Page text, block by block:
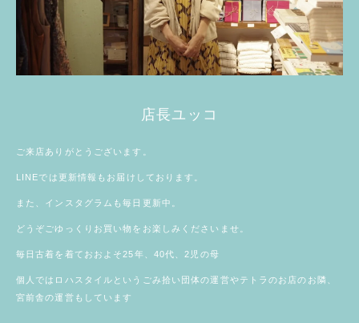
店長ユッコ
ご来店ありがとうございます。
LINEでは更新情報もお届けしております。
また、 インスタグラム も毎日更新中。
どうぞごゆっくりお買い物をお楽しみくださいませ。
毎日古着を着ておおよそ25年、40代、2児の母
個人では ロハスタイル というごみ拾い団体の運営やテトラのお店のお隣、
宮前舎の運営もしています